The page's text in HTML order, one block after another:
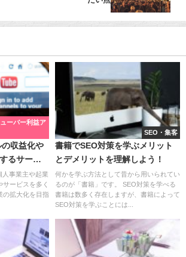
ーバー利益ア
収益化や
るサービ
人事業主や起業
ービスを多く
の拡大化を目指
SEO・集客
書籍でSEO対策を学ぶメリット
とデメリットを理解しよう！
何かを学ぶ方法として昔から用いられてい
るのが「書籍」です。 SEO対策を学べる
書籍は数多く存在しますが、書籍によって
SEO対策を学ぶことには...